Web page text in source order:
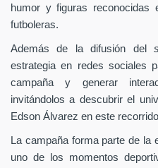
humor y figuras reconocidas
futboleras.
Además de la difusión del
estrategia en redes sociales
campaña y generar
invitándolos a descubrir el
Edson Álvarez en este
La campaña forma parte de la
uno de los momentos